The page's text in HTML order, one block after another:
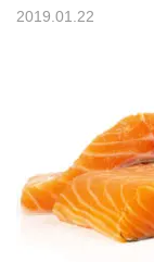
2019.01.22